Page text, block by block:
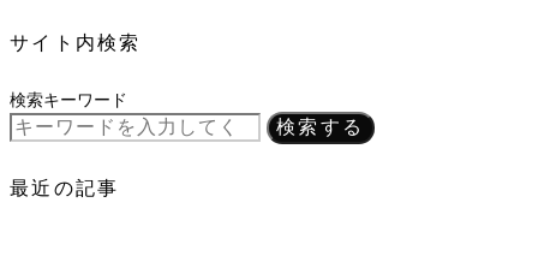
サイト内検索
検索キーワード
検索する
最近の記事